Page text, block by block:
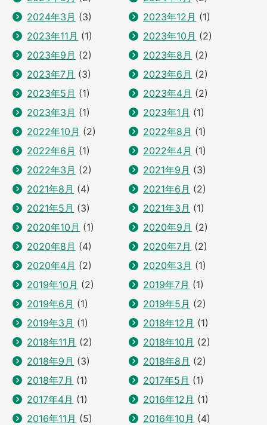
2024年3月 (3) 2023年12月 (1)
2023年11月 (1) 2023年10月 (2)
2023年9月 (2) 2023年8月 (2)
2023年7月 (3) 2023年6月 (2)
2023年5月 (1) 2023年4月 (2)
2023年3月 (1) 2023年1月 (1)
2022年10月 (2) 2022年8月 (1)
2022年6月 (1) 2022年4月 (1)
2022年3月 (2) 2021年9月 (3)
2021年8月 (4) 2021年6月 (2)
2021年5月 (3) 2021年3月 (1)
2020年10月 (1) 2020年9月 (2)
2020年8月 (4) 2020年7月 (2)
2020年4月 (2) 2020年3月 (1)
2019年10月 (2) 2019年7月 (1)
2019年6月 (1) 2019年5月 (2)
2019年3月 (1) 2018年12月 (1)
2018年11月 (2) 2018年10月 (2)
2018年9月 (3) 2018年8月 (2)
2018年7月 (1) 2017年5月 (1)
2017年4月 (1) 2016年12月 (1)
2016年11月 (5) 2016年10月 (4)